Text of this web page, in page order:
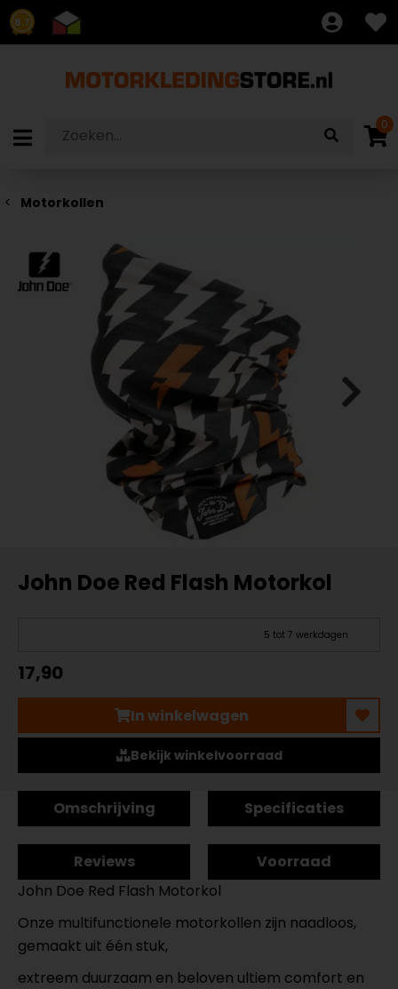
8.7
0
Motorkollen
John Doe Red Flash Motorkol
5 tot 7 werkdagen
17,90
In winkelwagen
Bekijk winkelvoorraad
Omschrijving Specificaties
Reviews
Voorraad
John Doe Red Flash Motorkol
Onze multifunctionele motorkollen zijn naadloos,
gemaakt uit één stuk,
extreem duurzaam en beloven ultiem comfort en